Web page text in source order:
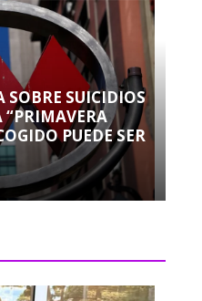
SOBRE SUICIDIOS
“PRIMAVERA
PUEDE SER